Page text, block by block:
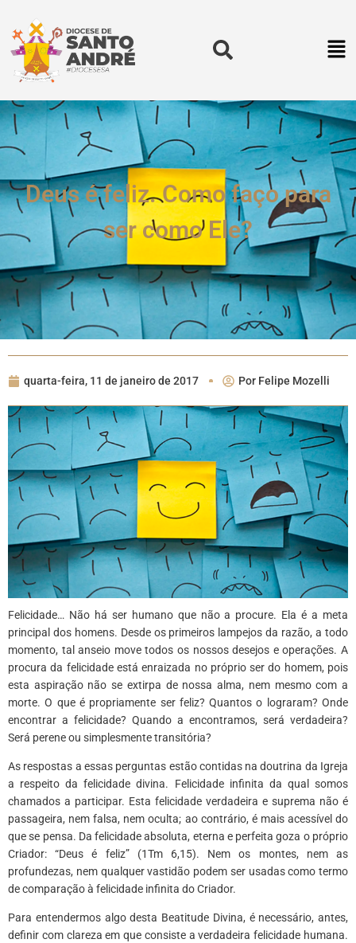
Deus é feliz. Como faço para
ser como Ele?
quarta-feira, 11 de janeiro de 2017 Por Felipe Mozelli
Felicidade… Não há ser humano que não a procure. Ela é a meta
principal dos homens. Desde os primeiros lampejos da razão, a todo
momento, tal anseio move todos os nossos desejos e operações. A
procura da felicidade está enraizada no próprio ser do homem, pois
esta aspiração não se extirpa de nossa alma, nem mesmo com a
morte. O que é propriamente ser feliz? Quantos o lograram? Onde
encontrar a felicidade? Quando a encontramos, será verdadeira?
Será perene ou simplesmente transitória?
As respostas a essas perguntas estão contidas na doutrina da Igreja
a respeito da felicidade divina. Felicidade infinita da qual somos
chamados a participar. Esta felicidade verdadeira e suprema não é
passageira, nem falsa, nem oculta; ao contrário, é mais acessível do
que se pensa. Da felicidade absoluta, eterna e perfeita goza o próprio
Criador: “Deus é feliz” (1Tm 6,15). Nem os montes, nem as
profundezas, nem qualquer vastidão podem ser usadas como termo
de comparação à felicidade infinita do Criador.
Para entendermos algo desta Beatitude Divina, é necessário, antes,
definir com clareza em que consiste a verdadeira felicidade humana.